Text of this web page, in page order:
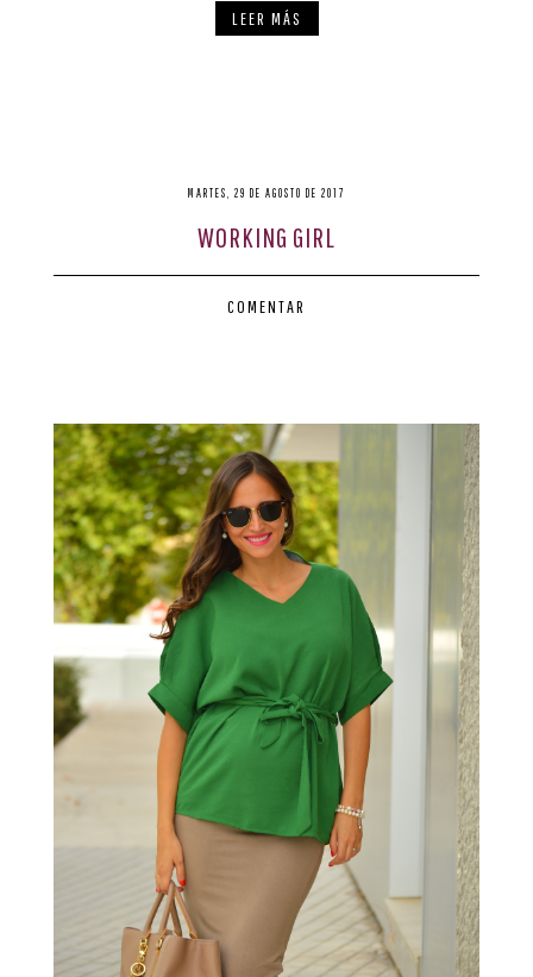
LEER MÁS
MARTES, 29 DE AGOSTO DE 2017
WORKING GIRL
COMENTAR